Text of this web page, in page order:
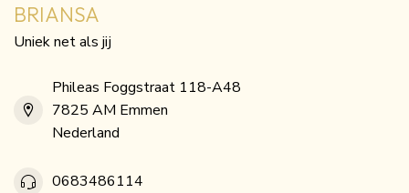
BRIANSA
Uniek net als jij
Phileas Foggstraat 118-A48
7825 AM Emmen
Nederland
0683486114